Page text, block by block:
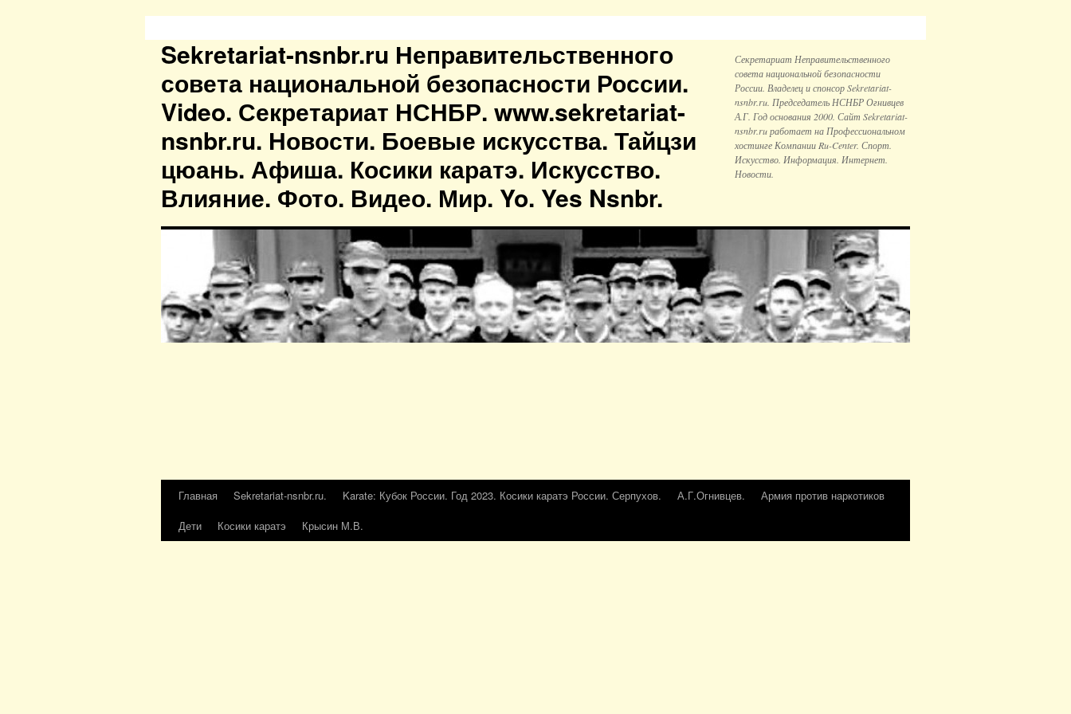
Sekretariat-nsnbr.ru Неправительственного
совета национальной безопасности России.
Video. Секретариат НСНБР. www.sekretariat-
nsnbr.ru. Новости. Боевые искусства. Тайцзи
цюань. Афиша. Косики каратэ. Искусство.
Влияние. Фото. Видео. Мир. Yo. Yes Nsnbr.
Секретариат Неправительственного
совета национальной безопаcности
России. Владелец и спонсор Sekretariat-
nsnbr.ru. Председатель НСНБР Огнивцев
А.Г. Год основания 2000. Сайт Sekretariat-
nsnbr.ru работает на Профессиональном
хостинге Компании Ru-Center. Спорт.
Искусство. Информация. Интернет.
Новости.
Главная Sekretariat-nsnbr.ru. Karate: Кубок России. Год 2023. Косики каратэ России. Серпухов. А.Г.Огнивцев.
Армия против наркотиков
Дети
Косики каратэ Крысин М.В.